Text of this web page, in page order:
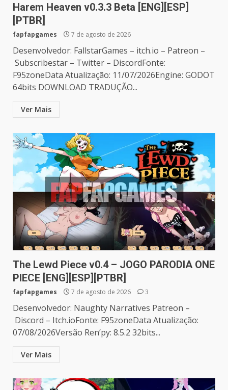
Harem Heaven v0.3.3 Beta [ENG][ESP]
[PTBR]
fapfapgames 7 de agosto de 2026
Desenvolvedor: FallstarGames – itch.io – Patreon –
Subscribestar – Twitter – DiscordFonte:
F95zoneData Atualização: 11/07/2026Engine: GODOT
64bits DOWNLOAD TRADUÇÃO...
Ver Mais
The Lewd Piece v0.4 – JOGO PARODIA ONE
PIECE [ENG][ESP][PTBR]
fapfapgames 7 de agosto de 2026 3
Desenvolvedor: Naughty Narratives Patreon –
Discord – Itch.ioFonte: F95zoneData Atualização:
07/08/2026Versão Ren’py: 8.5.2 32bits...
Ver Mais